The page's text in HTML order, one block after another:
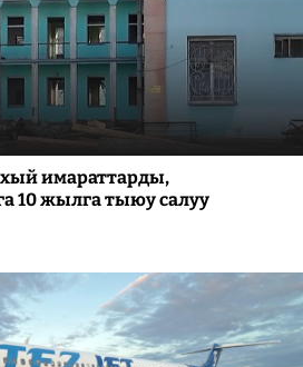
имараттарды,
10 жылга тыюу салуу